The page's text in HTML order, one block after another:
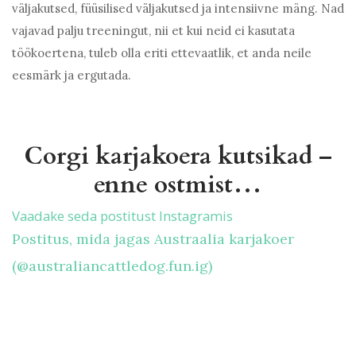
väljakutsed, füüsilised väljakutsed ja intensiivne mäng. Nad
vajavad palju treeningut, nii et kui neid ei kasutata
töökoertena, tuleb olla eriti ettevaatlik, et anda neile
eesmärk ja ergutada.
Corgi karjakoera kutsikad –
enne ostmist…
Vaadake seda postitust Instagramis
Postitus, mida jagas Austraalia karjakoer
(@australiancattledog.fun.ig)